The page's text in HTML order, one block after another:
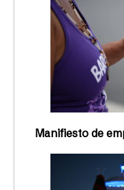
Manifiesto de